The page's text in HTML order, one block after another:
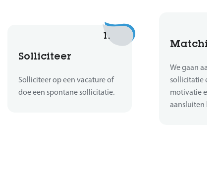
1.
Solliciteer
Solliciteer op een vacature of
doe een spontane sollicitatie.
We gaan aan
sollicitatie en
motivatie en
aansluiten bij